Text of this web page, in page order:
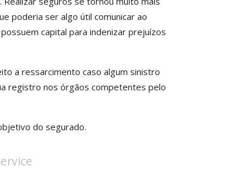
poderia ser algo útil comunicar ao
capital para indenizar prejuízos
a ressarcimento caso algum sinistro
registro nos órgãos competentes pelo
do segurado.